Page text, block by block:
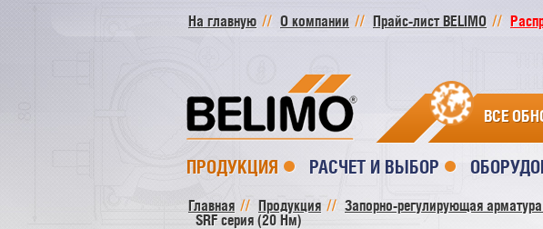
На главную О компании Прайс-лист BELIMO
ВСЕ
ПРОДУКЦИЯ РАСЧЕТ И ВЫБОР
Главная Продукция Запорно-регулирующая
SRF серия (20 Нм)